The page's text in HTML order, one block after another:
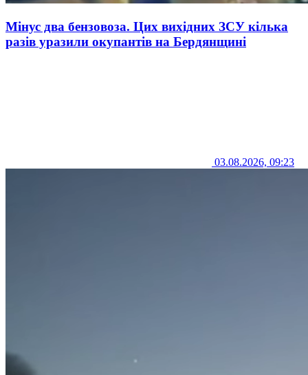
Мінус два бензовоза. Цих вихідних ЗСУ кілька
разів уразили окупантів на Бердянщині
03.08.2026, 09:23